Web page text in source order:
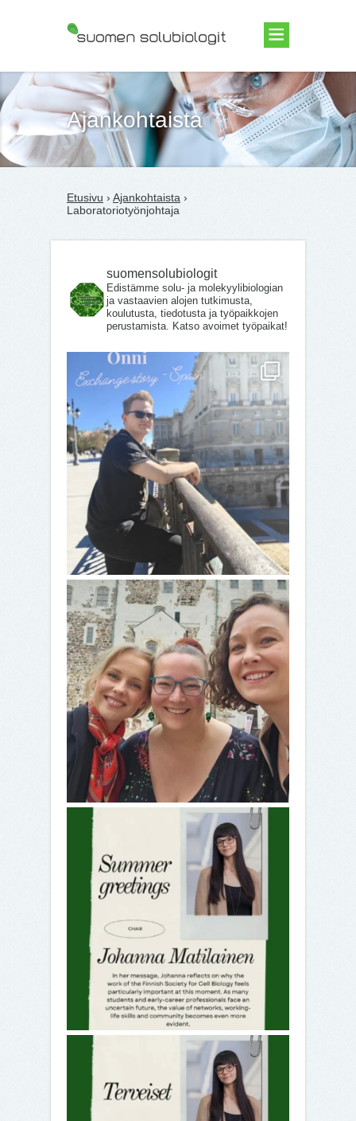
Suomen Solubiologit ry
Ajankohtaista
Etusivu › Ajankohtaista ›
Laboratoriotyönjohtaja
suomensolubiologit
Edistämme solu- ja molekyylibiologian
ja vastaavien alojen tutkimusta,
koulutusta, tiedotusta ja työpaikkojen
perustamista. Katso avoimet työpaikat!